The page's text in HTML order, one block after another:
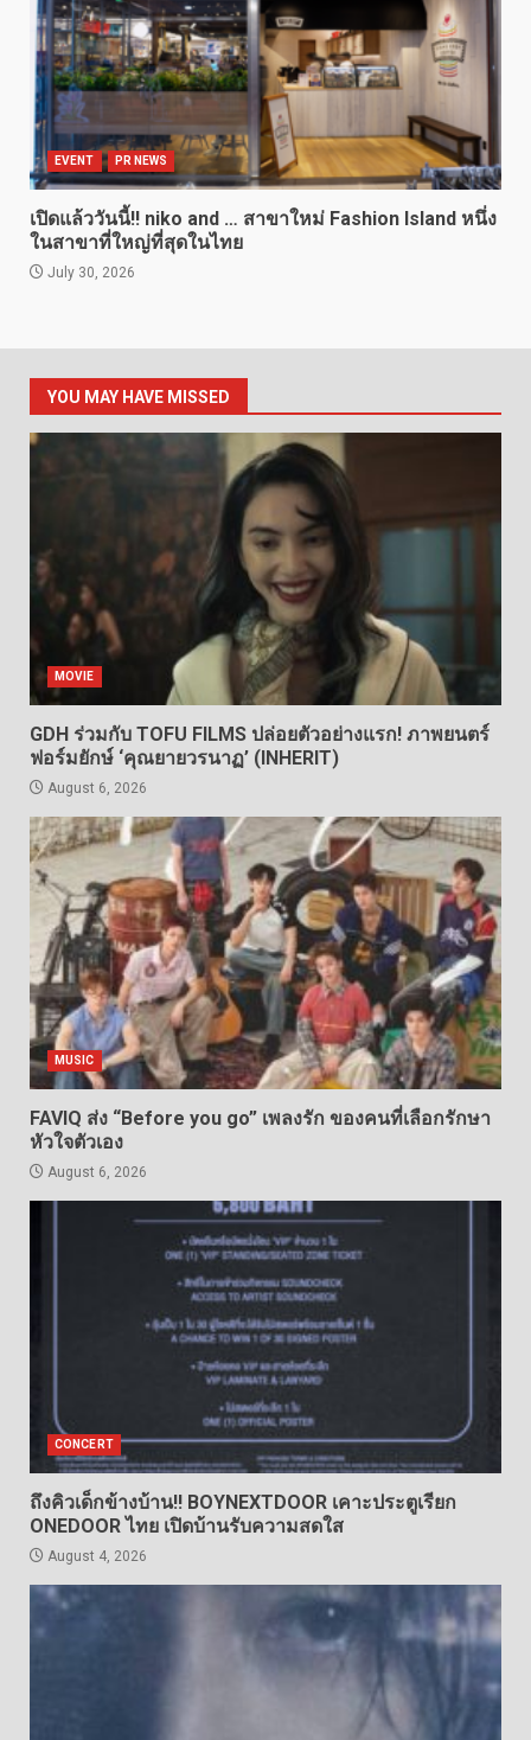
EVENT PR NEWS
เปิดแล้ววันนี้!! niko and … สาขาใหม่ Fashion Island หนึ่ง
ในสาขาที่ใหญ่ที่สุดในไทย
July 30, 2026
YOU MAY HAVE MISSED
MOVIE
GDH ร่วมกับ TOFU FILMS ปล่อยตัวอย่างแรก! ภาพยนตร์
ฟอร์มยักษ์ ‘คุณยายวรนาฏ’ (INHERIT)
August 6, 2026
MUSIC
FAVIQ ส่ง “Before you go” เพลงรัก ของคนที่เลือกรักษา
หัวใจตัวเอง
August 6, 2026
CONCERT
ถึงคิวเด็กข้างบ้าน!! BOYNEXTDOOR เคาะประตูเรียก
ONEDOOR ไทย เปิดบ้านรับความสดใส
August 4, 2026